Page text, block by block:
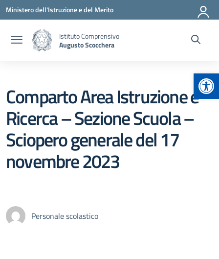
Vai ai contenuti
Vai al menu di navigazione
Vai al footer
Ministero dell'Istruzione e del Merito
Istituto Comprensivo
Augusto Scocchera
Comparto Area Istruzione e
Ricerca – Sezione Scuola –
Sciopero generale del 17
novembre 2023
Personale scolastico